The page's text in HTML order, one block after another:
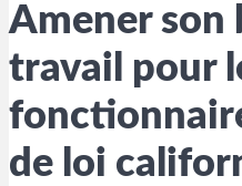
Amener son
travail pour
de loi